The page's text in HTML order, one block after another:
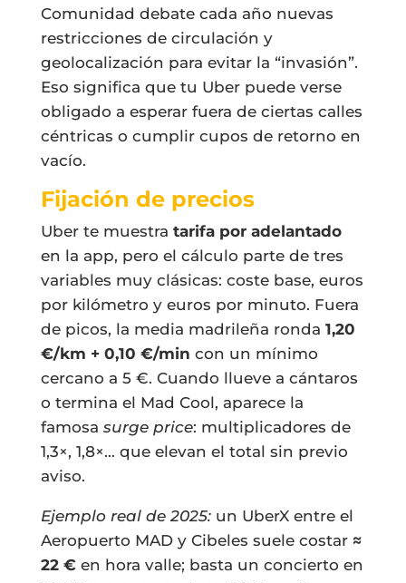
Comunidad debate cada año nuevas
restricciones de circulación y
geolocalización para evitar la “invasión”.
Eso significa que tu Uber puede verse
obligado a esperar fuera de ciertas calles
céntricas o cumplir cupos de retorno en
vacío.
Fijación de precios
Uber te muestra tarifa por adelantado
en la app, pero el cálculo parte de tres
variables muy clásicas: coste base, euros
por kilómetro y euros por minuto. Fuera
de picos, la media madrileña ronda 1,20
€/km + 0,10 €/min con un mínimo
cercano a 5 €. Cuando llueve a cántaros
o termina el Mad Cool, aparece la
famosa surge price: multiplicadores de
1,3×, 1,8×… que elevan el total sin previo
aviso.
Ejemplo real de 2025:un UberX entre el
Aeropuerto MAD y Cibeles suele costar ≈
22 €en hora valle; basta un concierto en